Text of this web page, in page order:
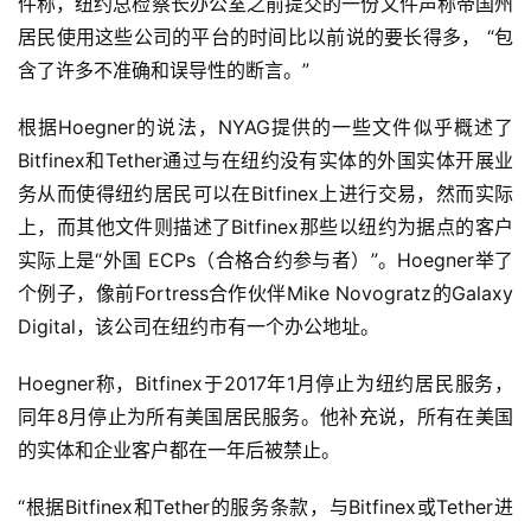
居民使用这些公司的平台的时间比以前说的要长得多， “包
含了许多不准确和误导性的断言。”
根据Hoegner的说法，NYAG提供的一些文件似乎概述了
Bitfinex和Tether通过与在纽约没有实体的外国实体开展业
务从而使得纽约居民可以在Bitfinex上进行交易，然而实际
上，而其他文件则描述了Bitfinex那些以纽约为据点的客户
实际上是“外国 ECPs（合格合约参与者）”。Hoegner举了
个例子，像前Fortress合作伙伴Mike Novogratz的Galaxy
Digital，该公司在纽约市有一个办公地址。
Hoegner称，Bitfinex于2017年1月停止为纽约居民服务，
同年8月停止为所有美国居民服务。他补充说，所有在美国
的实体和企业客户都在一年后被禁止。
“根据Bitfinex和Tether的服务条款，与Bitfinex或Tether进